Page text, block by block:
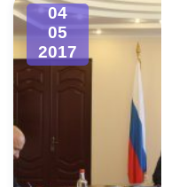
04
05
2017